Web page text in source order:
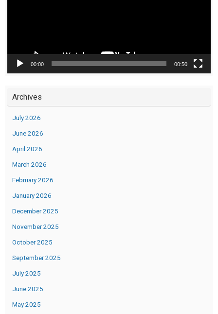
00:00 00:50
Archives
July 2026
June 2026
April 2026
March 2026
February 2026
January 2026
December 2025
November 2025
October 2025
September 2025
July 2025
June 2025
May 2025